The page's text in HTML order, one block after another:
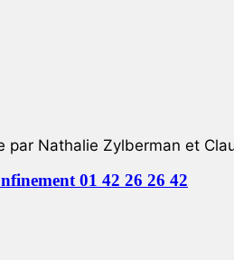
par Nathalie Zylberman et
01 42 26 26 42